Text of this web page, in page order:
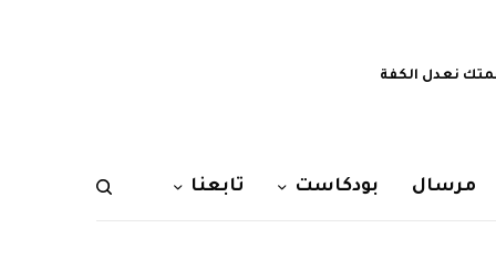
نعدل الكفة
مرسال بودكاست تابعنا